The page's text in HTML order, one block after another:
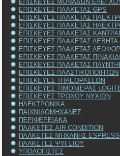
ΕΠΙΣΚΕΥΕΣ ΜΟΝΑΔΩΝ
ΕΠΙΣΚΕΥΕΣ ΠΛΑΚΕΤΑΣ GPS
ΕΠΙΣΚΕΥΕΣ ΠΛΑΚΕΤΑΣ
ΕΠΙΣΚΕΥΕΣ ΠΛΑΚΕΤΑΣ
ΕΠΙΣΚΕΥΕΣ ΠΛΑΚΕΤΑΣ
ΕΠΙΣΚΕΥΕΣ ΠΛΑΚΕΤΑΣ ΛΕΒΗΤΑ
ΕΠΙΣΚΕΥΕΣ ΠΛΑΚΕΤΑΣ
ΕΠΙΣΚΕΥΕΣ ΠΛΑΚΕΤΑΣ
ΕΠΙΣΚΕΥΕΣ ΠΛΑΚΕΤΑΣ
ΕΠΙΣΚΕΥΕΣ ΠΛΑΣΤΙΚΟΠΟΙΗΤΩΝ
ΕΠΙΣΚΕΥΕΣ ΤΗΛΕΟΡΑΣΕΩΝ
ΕΠΙΣΚΕΥΕΣ ΤΙΜΟΝΙΕΡΑΣ
ΕΠΙΣΚΕΥΕΣ ΤΡΟΧΟΥ ΝΥΧΙΩΝ
ΗΛΕΚΤΡΟΝΙΚΑ
ΠΑΙΧΝΙΔΟΜΗΧΑΝΕΣ
ΠΕΡΙΦΕΡΕΙΑΚΑ
ΠΛΑΚΕΤΕΣ AIR CONDITION
ΠΛΑΚΕΤΕΣ ΜΗΧΑΝΗΣ
ΠΛΑΚΕΤΕΣ ΨΥΓΕΙΟΥ
ΥΠΟΛΟΓΙΣΤΕΣ